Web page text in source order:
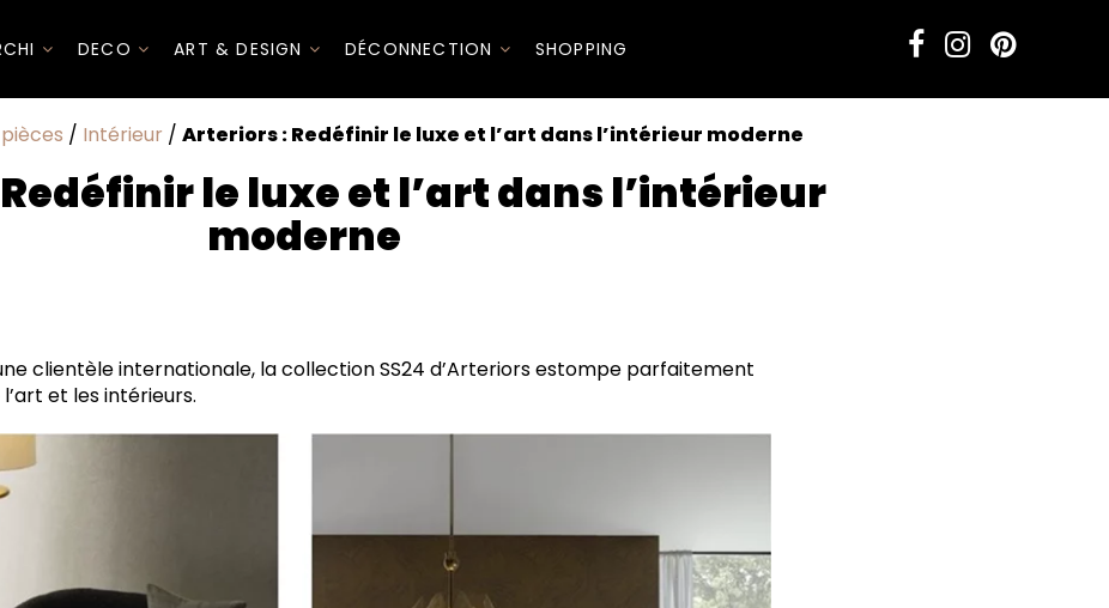
DECO ART & DESIGN DÉCONNECTION SHOPPING
/ Intérieur / Arteriors : Redéfinir le luxe et l’art dans l’intérieur moderne
le luxe et l’art dans l’intérieur
moderne
clientèle internationale, la collection SS24 d’Arteriors estompe parfaitement
et les intérieurs.